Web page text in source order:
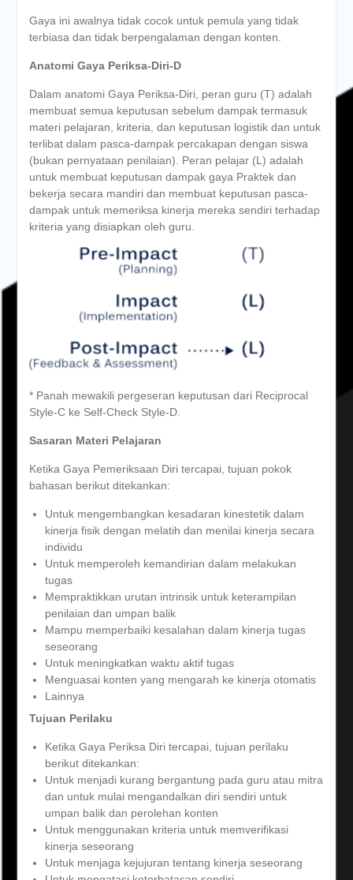
Gaya ini awalnya tidak cocok untuk pemula yang tidak
terbiasa dan tidak berpengalaman dengan konten.
Anatomi Gaya Periksa-Diri-D
Dalam anatomi Gaya Periksa-Diri, peran guru (T) adalah
membuat semua keputusan sebelum dampak termasuk
materi pelajaran, kriteria, dan keputusan logistik dan untuk
terlibat dalam pasca-dampak percakapan dengan siswa
(bukan pernyataan penilaian). Peran pelajar (L) adalah
untuk membuat keputusan dampak gaya Praktek dan
bekerja secara mandiri dan membuat keputusan pasca-
dampak untuk memeriksa kinerja mereka sendiri terhadap
kriteria yang disiapkan oleh guru.
* Panah mewakili pergeseran keputusan dari Reciprocal
Style-C ke Self-Check Style-D.
Sasaran Materi Pelajaran
Ketika Gaya Pemeriksaan Diri tercapai, tujuan pokok
bahasan berikut ditekankan:
Untuk mengembangkan kesadaran kinestetik dalam
kinerja fisik dengan melatih dan menilai kinerja secara
individu
Untuk memperoleh kemandirian dalam melakukan
tugas
Mempraktikkan urutan intrinsik untuk keterampilan
penilaian dan umpan balik
Mampu memperbaiki kesalahan dalam kinerja tugas
seseorang
Untuk meningkatkan waktu aktif tugas
Menguasai konten yang mengarah ke kinerja otomatis
Lainnya
Tujuan Perilaku
Ketika Gaya Periksa Diri tercapai, tujuan perilaku
berikut ditekankan:
Untuk menjadi kurang bergantung pada guru atau mitra
dan untuk mulai mengandalkan diri sendiri untuk
umpan balik dan perolehan konten
Untuk menggunakan kriteria untuk memverifikasi
kinerja seseorang
Untuk menjaga kejujuran tentang kinerja seseorang